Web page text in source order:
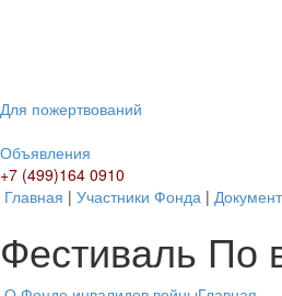
Для пожертвований
Объявления
+7 (499)164 0910
Главная | Участники Фонда |
Фестиваль По